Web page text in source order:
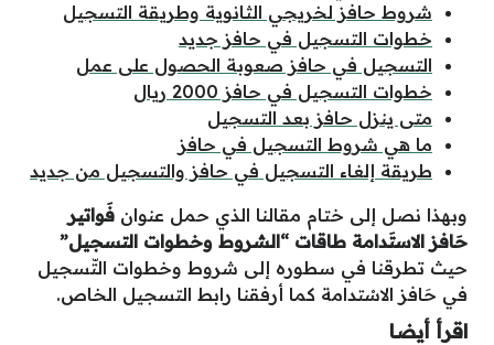
شروط حافز لخريجي الثانوية وطريقة التسجيل
خطوات التسجيل في حافز جديد
التسجيل في حافز صعوبة الحصول على عمل
خطوات التسجيل في حافز 2000 ريال
متى ينزل حافز بعد التسجيل
ما هي شروط التسجيل في حافز
طريقة إلغاء التسجيل في حافز والتسجيل من جديد
وبهذا نصل إلى ختام مقالنا الذي حمل عنوان فَواتير
حَافز الاستَدامة طاقات “الشروط وخطوات التسجيل”
حيث تطرقنا في سطوره إلى شروط وخطوات التّسجيل
في حَافز الاسْتدامة كما أرفقنا رابط التسجيل الخاص.
اقرأ أيضا